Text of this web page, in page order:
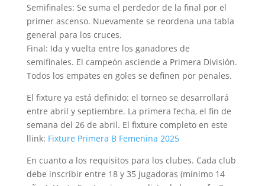
Semifinales: Se suma el perdedor de la final por el
primer ascenso. Nuevamente se reordena una tabla
general para los cruces.
Final: Ida y vuelta entre los ganadores de
semifinales. El campeón asciende a Primera División.
Todos los empates en goles se definen por penales.
El fixture ya está definido: el torneo se desarrollará
entre abril y septiembre. La primera fecha, el fin de
semana del 26 de abril. El fixture completo en este
llink: Fixture Primera B Femenina 2025
En cuanto a los requisitos para los clubes. Cada club
debe inscribir entre 18 y 35 jugadoras (mínimo 14